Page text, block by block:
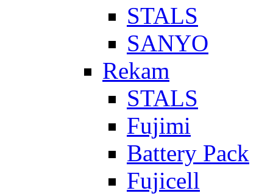
STALS
SANYO
Rekam
STALS
Fujimi
Battery Pack
Fujicell